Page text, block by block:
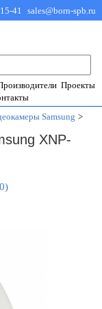
41 sales@born-spb.ru
Проекты
Samsung >
XNP-